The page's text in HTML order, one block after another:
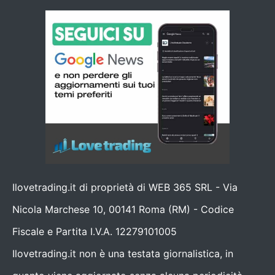
Ilovetrading.it di proprietà di WEB 365 SRL - Via
Nicola Marchese 10, 00141 Roma (RM) - Codice
Fiscale e Partita I.V.A. 12279101005
Ilovetrading.it non è una testata giornalistica, in